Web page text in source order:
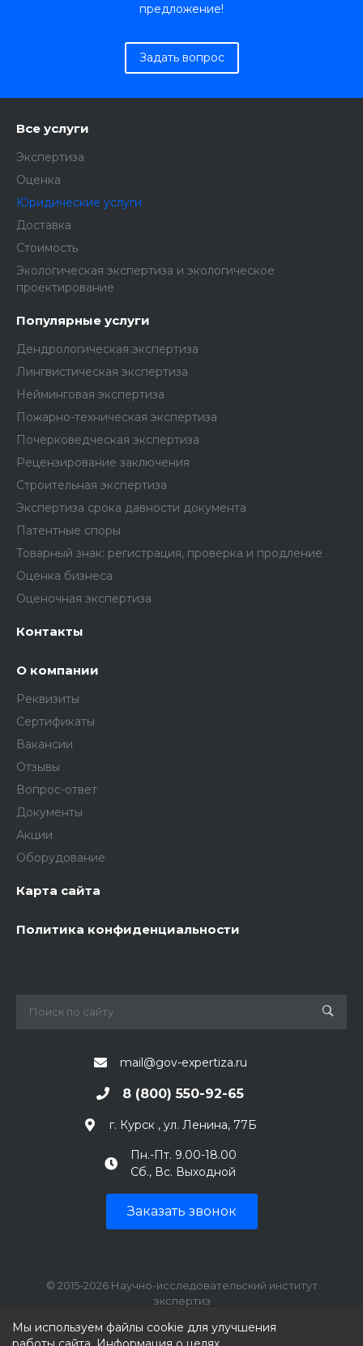
предложение!
Задать вопрос
Все услуги
Экспертиза
Оценка
Юридические услуги
Доставка
Стоимость
Экологическая экспертиза и экологическое
проектирование
Популярные услуги
Дендрологическая экспертиза
Лингвистическая экспертиза
Нейминговая экспертиза
Пожарно-техническая экспертиза
Почерковедческая экспертиза
Рецензирование заключения
Строительная экспертиза
Экспертиза срока давности документа
Патентные споры
Товарный знак: регистрация, проверка и продление
Оценка бизнеса
Оценочная экспертиза
Контакты
О компании
Реквизиты
Сертификаты
Вакансии
Отзывы
Вопрос-ответ
Документы
Акции
Оборудование
Карта сайта
Политика конфиденциальности
mail@gov-expertiza.ru
8 (800) 550-92-65
г. Курск , ул. Ленина, 77Б
Пн.-Пт. 9.00-18.00
Сб., Вс. Выходной
Заказать звонок
© 2015-2026 Научно-исследовательский институт
экспертиз
Мы используем файлы cookie для улучшения